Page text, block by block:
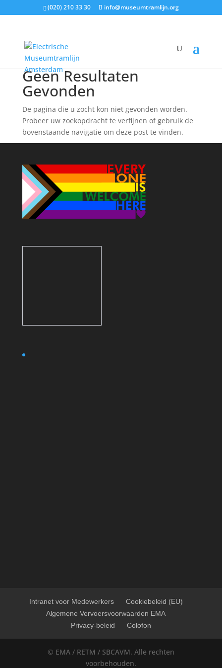
(020) 210 33 30 info@museumtramlijn.org
Geen Resultaten
Gevonden
De pagina die u zocht kon niet gevonden worden.
Probeer uw zoekopdracht te verfijnen of gebruik de
bovenstaande navigatie om deze post te vinden.
Intranet voor Medewerkers
Cookiebeleid (EU)
Algemene Vervoersvoorwaarden EMA
Privacy-beleid
Colofon
© EMA / RETM / SBCAVM. Alle rechten
voorbehouden.